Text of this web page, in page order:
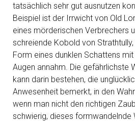
tatsächlich sehr gut ausnutzen
Beispiel ist der Irrwicht von Old
eines mörderischen Verbrechers
schreiende Kobold von
Form eines dunklen Schattens
Augen annahm. Die gefährlichste
kann darin bestehen, die
Anwesenheit bemerkt, in den
wenn man nicht den richtigen
schwierig, dieses formwandelnde